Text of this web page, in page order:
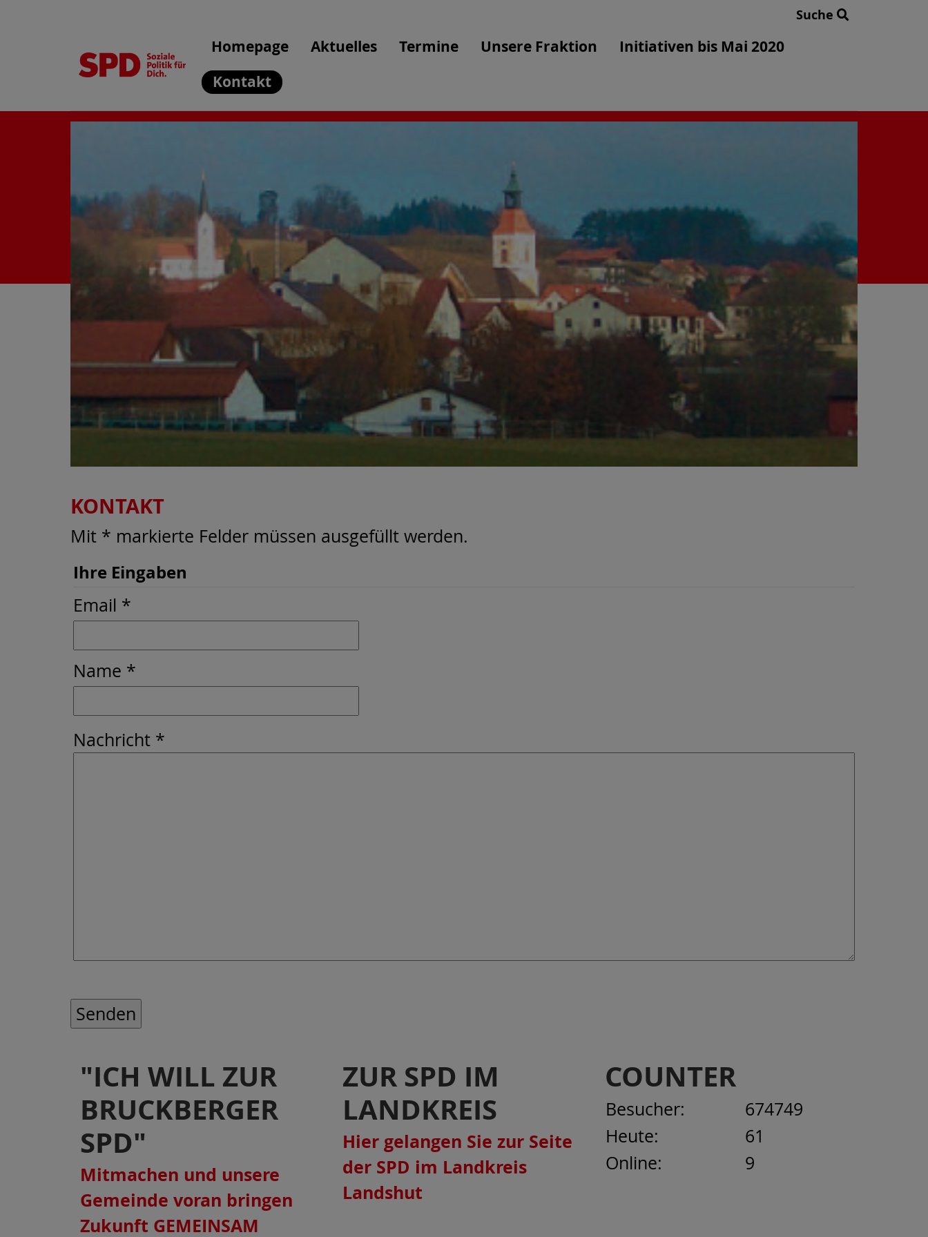
Suche
Homepage Aktuelles Termine Unsere Fraktion
Initiativen bis Mai 2020
Kontakt
KONTAKT
Mit * markierte Felder müssen ausgefüllt werden.
Ihre Eingaben
Email *
Name *
Nachricht *
"ICH WILL ZUR
BRUCKBERGER
SPD"
Mitmachen und unsere
Gemeinde voran bringen
Zukunft GEMEINSAM
ZUR SPD IM
LANDKREIS
Hier gelangen Sie zur Seite
der SPD im Landkreis
Landshut
COUNTER
Besucher:
674749
Heute:
61
Online:
9